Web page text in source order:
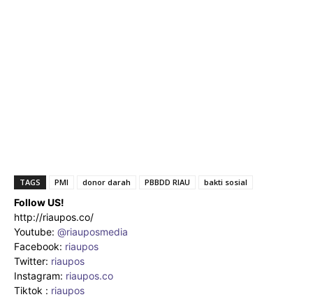
TAGS PMI donor darah PBBDD RIAU bakti sosial
Follow US!
http://riaupos.co/
Youtube: @riauposmedia
Facebook: riaupos
Twitter: riaupos
Instagram: riaupos.co
Tiktok : riaupos